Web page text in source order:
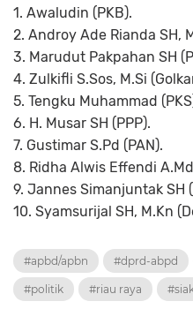
1. Awaludin (PKB).
2. Androy Ade Rianda SH,
3. Marudut Pakpahan SH
4. Zulkifli S.Sos, M.Si
5. Tengku Muhammad
6. H. Musar SH (PPP).
7. Gustimar S.Pd (PAN).
8. Ridha Alwis Effendi
9. Jannes Simanjuntak SH
10. Syamsurijal SH, M.Kn
#apbd/apbn #dprd-abpd
#politik #riau raya